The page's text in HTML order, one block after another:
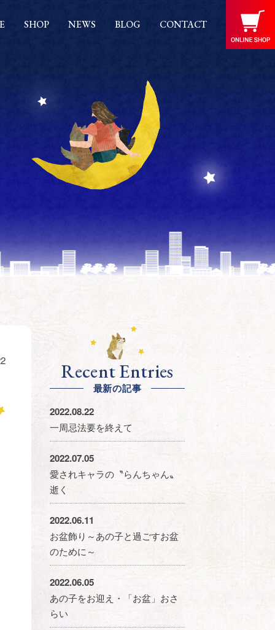
SHOP NEWS BLOG CONTACT
Recent Entries
最新の記事
2022.08.22
一周忌法要を終えて
2022.07.05
愛されキャラの〝らんちゃん〟
逝く
2022.06.11
お盆飾り～あの子と過ごすお盆
のために～
2022.06.05
あの子をお迎え・「お盆」おさ
らい